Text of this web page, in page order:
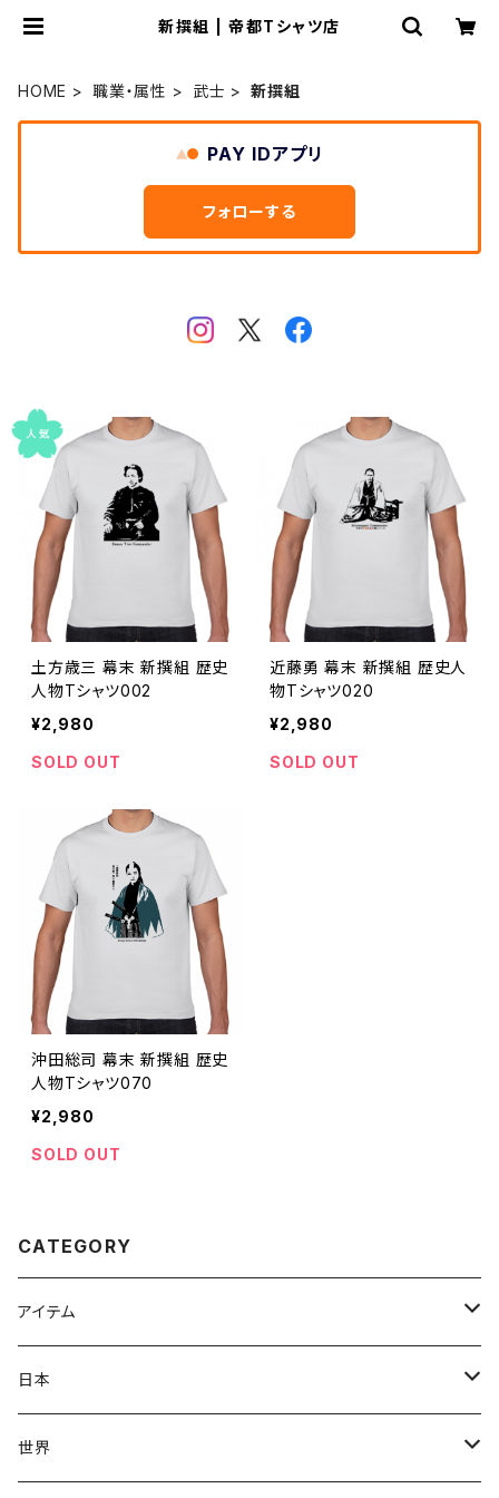
新撰組 | 帝都Tシャツ店
HOME 職業・属性 武士 新撰組
PAY IDアプリ
フォローする
土方歳三 幕末 新撰組 歴史
人物Tシャツ002
¥2,980
SOLD OUT
近藤勇 幕末 新撰組 歴史人
物Tシャツ020
¥2,980
SOLD OUT
沖田総司 幕末 新撰組 歴史
人物Tシャツ070
¥2,980
SOLD OUT
CATEGORY
アイテム
Tシャツ
スタンダードTシャツ
ロンT(長袖)
日本
飛鳥時代
世界